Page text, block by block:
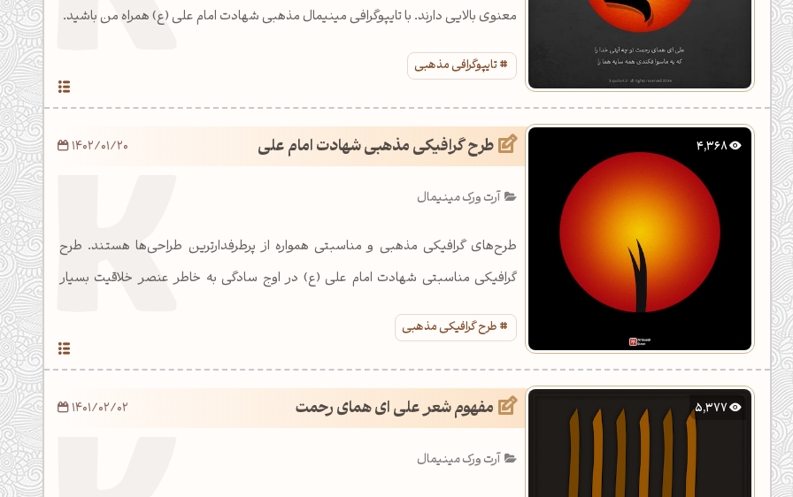
معنوی بالایی دارند. با تایپوگرافی مینیمال مذهبی شهادت امام علی (ع) همراه من باشید.
تایپوگرافی مذهبی
4,368 طرح گرافیکی مذهبی شهادت امام علی
آرت ورک مینیمال
طرح‌های گرافیکی مذهبی و مناسبتی همواره از پرطرفدارترین طراحی‌ها هستند. طرح
گرافیکی مناسبتی شهادت امام علی (ع) در اوج سادگی به خاطر عنصر خلاقیت بسیار
دلرباست.
طرح گرافیکی مذهبی
1402/01/20
5,377 مفهوم شعر علی ای همای رحمت
آرت ورک مینیمال
1401/02/02